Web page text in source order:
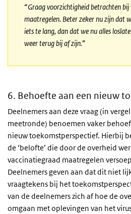
“Graag voorzichtigheid betrachten bij
maatregelen. Beter zeker nu zijn dat
iets te lang, dan dat we nu alles
weer terug bij af zijn.”
6. Behoefte aan een nieuw
Deelnemers aan deze vraag (in
meetronde) benoemen vaker
nieuw toekomstperspectief. Hierbij
de ‘belofte’ die door de overheid
vaccinatiegraad maatregelen
Deelnemers geven aan dat dit niet
vraagtekens bij het
van de deelnemers zich af hoe de
omgaan met oplevingen van het